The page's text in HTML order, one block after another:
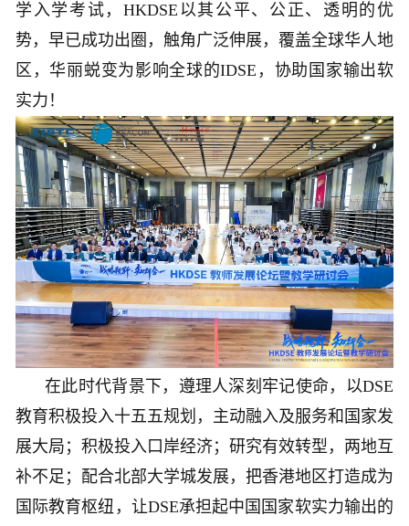
学入学考试，HKDSE以其公平、公正、透明的优
势，早已成功出圈，触角广泛伸展，覆盖全球华人地
区，华丽蜕变为影响全球的IDSE，协助国家输出软
实力！
在此时代背景下，遵理人深刻牢记使命，以DSE
教育积极投入十五五规划，主动融入及服务和国家发
展大局；积极投入口岸经济；研究有效转型，两地互
补不足；配合北部大学城发展，把香港地区打造成为
国际教育枢纽，让DSE承担起中国国家软实力输出的